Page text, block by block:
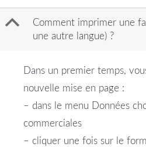
B
Comment imprimer une
une autre langue) ?
Dans un premier temps,
nouvelle mise en page :
– dans le menu Données
commerciales
– cliquer une fois sur le